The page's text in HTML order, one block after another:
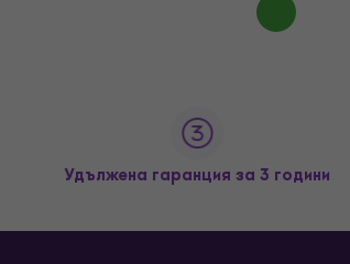
Удължена гаранция за 3 години